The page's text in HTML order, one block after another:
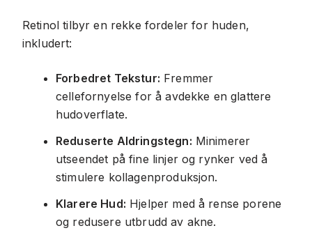
Retinol tilbyr en rekke fordeler for huden,
inkludert:
Forbedret Tekstur: Fremmer
cellefornyelse for å avdekke en glattere
hudoverflate.
Reduserte Aldringstegn: Minimerer
utseendet på fine linjer og rynker ved å
stimulere kollagenproduksjon.
Klarere Hud: Hjelper med å rense porene
og redusere utbrudd av akne.